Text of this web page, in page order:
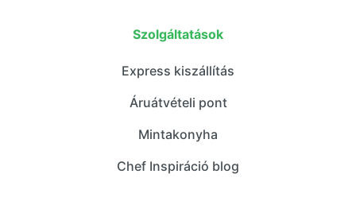
Szolgáltatások
Express kiszállítás
Áruátvételi pont
Mintakonyha
Chef Inspiráció blog